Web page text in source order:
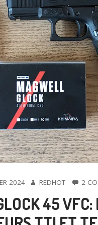
2024 AUTEUR
REDHOT 2
45 VFC: